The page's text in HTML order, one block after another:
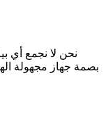
نحن لا نجمع أي
بصمة جهاز مجهولة